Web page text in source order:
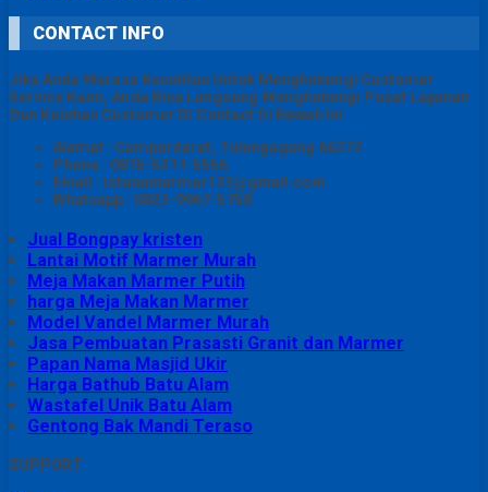
CONTACT INFO
Jika Anda Merasa Kesulitan Untuk Menghubungi Customer
Service Kami, Anda Bisa Langsung Menghubungi Pusat Layanan
Dan Keluhan Customer Di Contact Di Bawah Ini
Alamat : Campurdarat, Tulungagung 66272
Phone : 0815-5311-5556
Email : istanamarmer123@gmail.com
Whatsapp : 0822-9967-5758
Jual Bongpay kristen
Lantai Motif Marmer Murah
Meja Makan Marmer Putih
harga Meja Makan Marmer
Model Vandel Marmer Murah
Jasa Pembuatan Prasasti Granit dan Marmer
Papan Nama Masjid Ukir
Harga Bathub Batu Alam
Wastafel Unik Batu Alam
Gentong Bak Mandi Teraso
SUPPORT